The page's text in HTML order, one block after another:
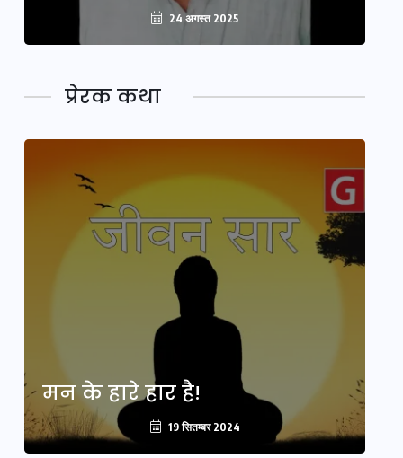
24 अगस्त 2025
प्रेरक कथा
मन के हारे हार है!
19 सितम्बर 2024